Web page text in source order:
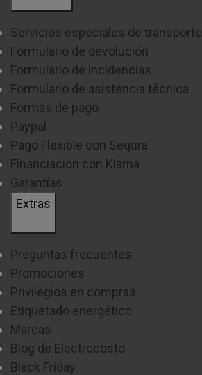
Servicios especiales de transporte
Formulario de devolución
Formulario de incidencias
Formulario de asistencia técnica
Formas de pago
Paypal
Pago Flexible con Sequra
Financiación con Klarna
Garantías
Extras
Preguntas frecuentes
Promociones
Privilegios en compras
Etiquetado energético
Marcas
Blog de Electrocosto
Black Friday